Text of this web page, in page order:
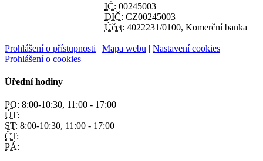
IČ: 00245003
DIČ: CZ00245003
Účet: 4022231/0100, Komerční banka
Prohlášení o přístupnosti | Mapa webu | Nastavení cookies
Prohlášení o cookies
Úřední hodiny
PO: 8:00-10:30, 11:00 - 17:00
ÚT:
ST: 8:00-10:30, 11:00 - 17:00
ČT:
PÁ: